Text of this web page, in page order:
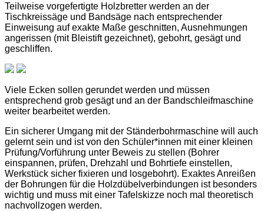
Teilweise vorgefertigte Holzbretter werden an der
Tischkreissäge und Bandsäge nach entsprechender
Einweisung auf exakte Maße geschnitten, Ausnehmungen
angerissen (mit Bleistift gezeichnet), gebohrt, gesägt und
geschliffen.
Viele Ecken sollen gerundet werden und müssen
entsprechend grob gesägt und an der Bandschleifmaschine
weiter bearbeitet werden.
Ein sicherer Umgang mit der Ständerbohrmaschine will auch
gelernt sein und ist von den Schüler*innen mit einer kleinen
Prüfung/Vorführung unter Beweis zu stellen (Bohrer
einspannen, prüfen, Drehzahl und Bohrtiefe einstellen,
Werkstück sicher fixieren und losgebohrt). Exaktes Anreißen
der Bohrungen für die Holzdübelverbindungen ist besonders
wichtig und muss mit einer Tafelskizze noch mal theoretisch
nachvollzogen werden.